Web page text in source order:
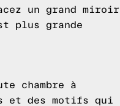
un grand miroir
plus grande
chambre à
et des motifs qui